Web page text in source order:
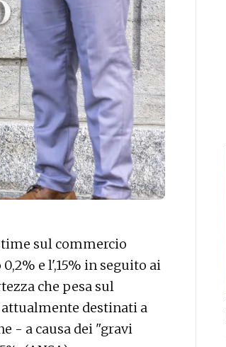
sul commercio
e l',15% in seguito ai
che pesa sul
destinati a
- a causa dei "gravi